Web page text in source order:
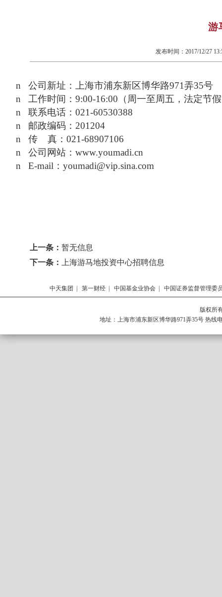
游
发布时间： 2017/12/27
n
公司新址：上海市浦东新区博华路971弄35号
n
工作时间： 9:00-16:00 （周一至周五，法定节
n
联系电话： 021-60530388
n
邮政编码： 201204
n
传 真： 021-68907106
n
公司网站： www.youmadi.cn
n
E-mail ： youmadi@vip.sina.com
上一条： 暂无信息
下一条：
上海游马地投资中心招聘信息
中天集团 第一财经 中国基金业协会 中国证券监督管理委
版权所
地址：上海市浦东新区博华路971弄35号 热线